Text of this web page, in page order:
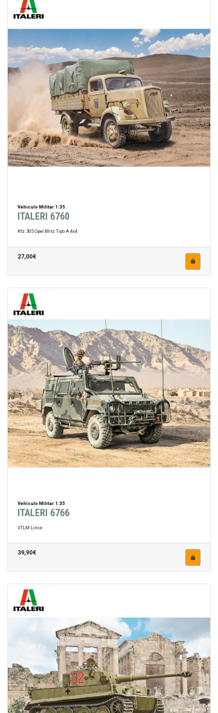
Vehiculo Militar 1:35
ITALERI 6760
Kfz.305 Opel Blitz Tipo A 4x4
27,00€
Vehiculo Militar 1:35
ITALERI 6766
VTLM Lince
39,90€